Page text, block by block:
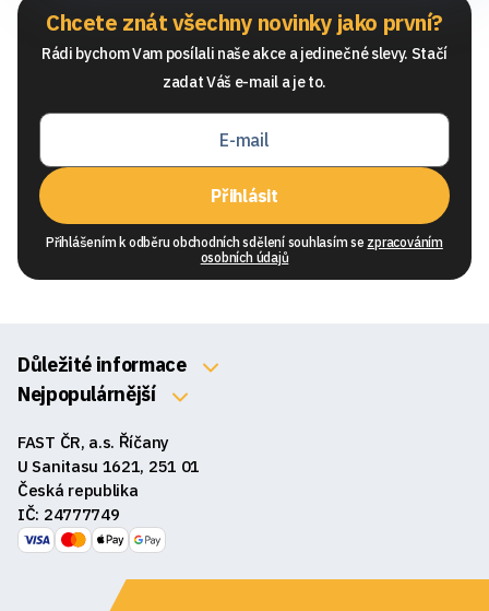
Chcete znát všechny novinky jako první?
Rádi bychom Vam posílali naše akce a jedinečné slevy. Stačí
zadat Váš e-mail a je to.
Přihlásit
Přihlášením k odběru obchodních sdělení souhlasím se zpracováním
osobních údajů
Důležité informace
O nás
Obchodní podmínky
Reklamace a vrácení zboží
GDPR
Nejpopulárnější
Myši
Sluchátka
Reproduktory
Podložky pod myš
FAST ČR, a.s. Říčany
U Sanitasu 1621, 251 01
Česká republika
IČ: 24777749